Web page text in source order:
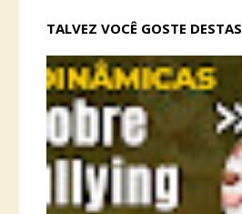
TALVEZ VOCÊ GOSTE